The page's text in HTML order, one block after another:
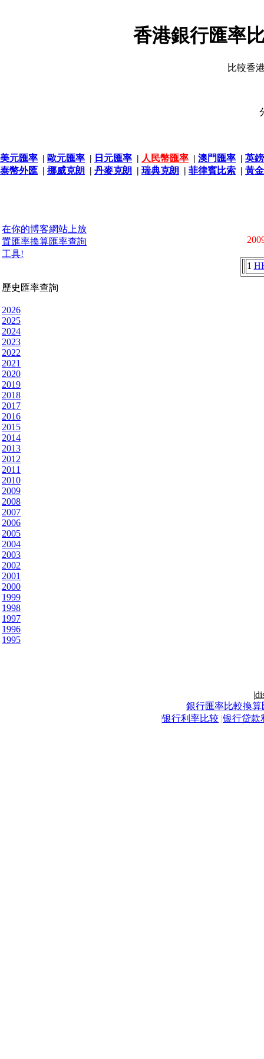
香港銀行匯率
比較香
美元匯率 | 歐元匯率 | 日元匯率 | 人民幣匯率 | 澳門匯率 | 英
泰幣外匯 | 挪威克朗 | 丹麥克朗 | 瑞典克朗 | 菲律賓比索 | 黃
在你的博客網站上放
置匯率換算匯率查詢
工具!
歷史匯率查詢
2026
2025
2024
2023
2022
2021
2020
2019
2018
2017
2016
2015
2014
2013
2012
2011
2010
2009
2008
2007
2006
2005
2004
2003
2002
2001
2000
1999
1998
1997
1996
1995
1
|
銀行匯率比較換算
|银行利率比较 |银行贷款